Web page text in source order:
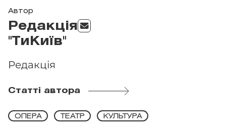
Автор
Редакція
"ТиКиїв"
Редакція
Статті автора
ОПЕРА ТЕАТР КУЛЬТУРА